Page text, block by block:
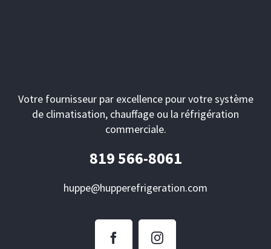
Votre fournisseur par excellence pour votre système
de climatisation, chauffage ou la réfrigération
commerciale.
819 566-8061
huppe@hupperefrigeration.com